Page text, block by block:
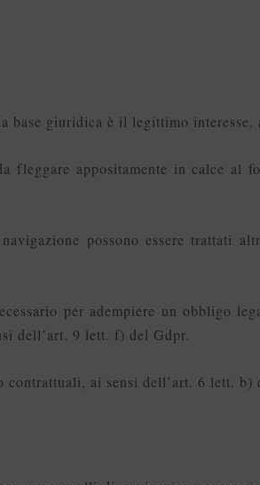
giuridica è il legittimo
fleggare appositamente in calce
possono essere trattati
per adempiere un obbligo
dell’art. 9 lett. f) del Gdpr.
ai sensi dell’art. 6 lett. b)